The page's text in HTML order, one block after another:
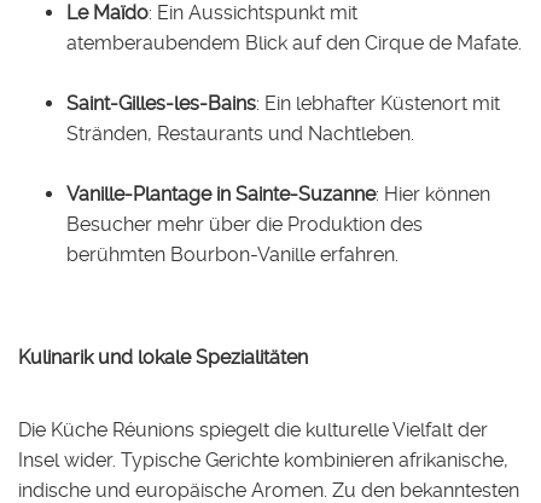
Le Maïdo: Ein Aussichtspunkt mit
atemberaubendem Blick auf den Cirque de Mafate.
Saint-Gilles-les-Bains: Ein lebhafter Küstenort mit
Stränden, Restaurants und Nachtleben.
Vanille-Plantage in Sainte-Suzanne: Hier können
Besucher mehr über die Produktion des
berühmten Bourbon-Vanille erfahren.
Kulinarik und lokale Spezialitäten
Die Küche Réunions spiegelt die kulturelle Vielfalt der
Insel wider. Typische Gerichte kombinieren afrikanische,
indische und europäische Aromen. Zu den bekanntesten